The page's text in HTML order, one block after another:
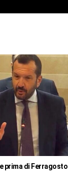
prima di Ferragosto